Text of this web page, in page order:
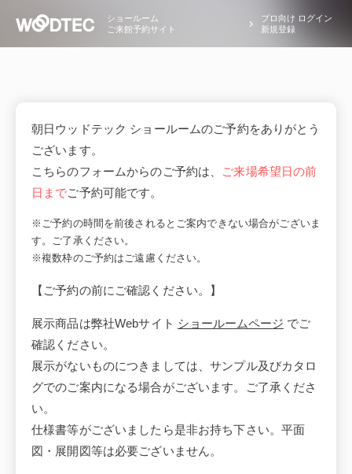
ショールーム
ご来館予約サイト
プロ向け ログイン
新規登録
朝日ウッドテック ショールームのご予約をありがとう
ございます。
こちらのフォームからのご予約は、
ご来場希望日の前
日までご予約可能です。
※ご予約の時間を前後されるとご案内できない場合がございま
す。ご了承ください。
※複数枠のご予約はご遠慮ください。
【ご予約の前にご確認ください。】
展示商品は弊社Webサイト ショールームページ でご
確認ください。
展示がないものにつきましては、サンプル及びカタロ
グでのご案内になる場合がございます。ご了承くださ
い。
仕様書等がございましたら是非お持ち下さい。平面
図・展開図等は必要ございません。